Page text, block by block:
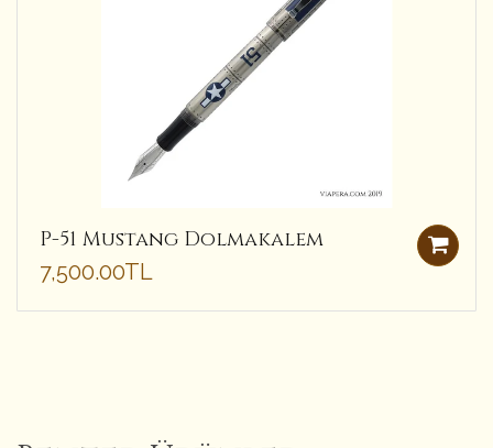
P-51 Mustang Dolmakalem
7,500.00TL